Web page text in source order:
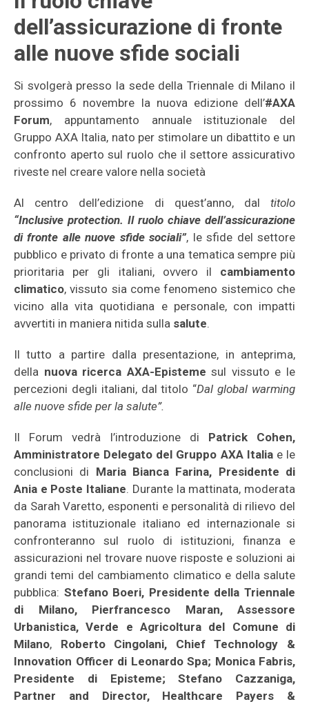
dell’assicurazione di fronte
alle nuove sfide sociali
Si svolgerà presso la sede della Triennale di Milano il
prossimo 6 novembre la nuova edizione dell’#AXA
Forum, appuntamento annuale istituzionale del
Gruppo AXA Italia, nato per stimolare un dibattito e un
confronto aperto sul ruolo che il settore assicurativo
riveste nel creare valore nella società
Al centro dell’edizione di quest’anno, dal titolo
“Inclusive protection. Il ruolo chiave dell’assicurazione
di fronte alle nuove sfide sociali”, le sfide del settore
pubblico e privato di fronte a una tematica sempre più
prioritaria per gli italiani, ovvero il cambiamento
climatico, vissuto sia come fenomeno sistemico che
vicino alla vita quotidiana e personale, con impatti
avvertiti in maniera nitida sulla salute.
Il tutto a partire dalla presentazione, in anteprima,
della nuova ricerca AXA-Episteme sul vissuto e le
percezioni degli italiani, dal titolo “Dal global warming
alle nuove sfide per la salute”.
Il Forum vedrà l’introduzione di Patrick Cohen,
Amministratore Delegato del Gruppo AXA Italiae le
conclusioni di Maria Bianca Farina, Presidente di
Ania e Poste Italiane. Durante la mattinata, moderata
da Sarah Varetto, esponenti e personalità di rilievo del
panorama istituzionale italiano ed internazionale si
confronteranno sul ruolo di istituzioni, finanza e
assicurazioni nel trovare nuove risposte e soluzioni ai
grandi temi del cambiamento climatico e della salute
pubblica: Stefano Boeri, Presidente della Triennale
di Milano,
Pierfrancesco Maran, Assessore
Urbanistica, Verde e Agricoltura del Comune di
Milano, Roberto Cingolani, Chief Technology &
Innovation Officer di Leonardo Spa; Monica Fabris,
Presidente di Episteme; Stefano Cazzaniga,
Partner and Director, Healthcare Payers &